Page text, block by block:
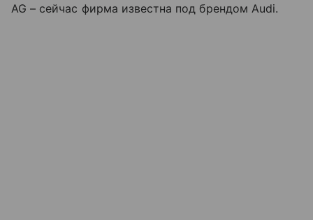
AG – сейчас фирма известна под брендом Audi.